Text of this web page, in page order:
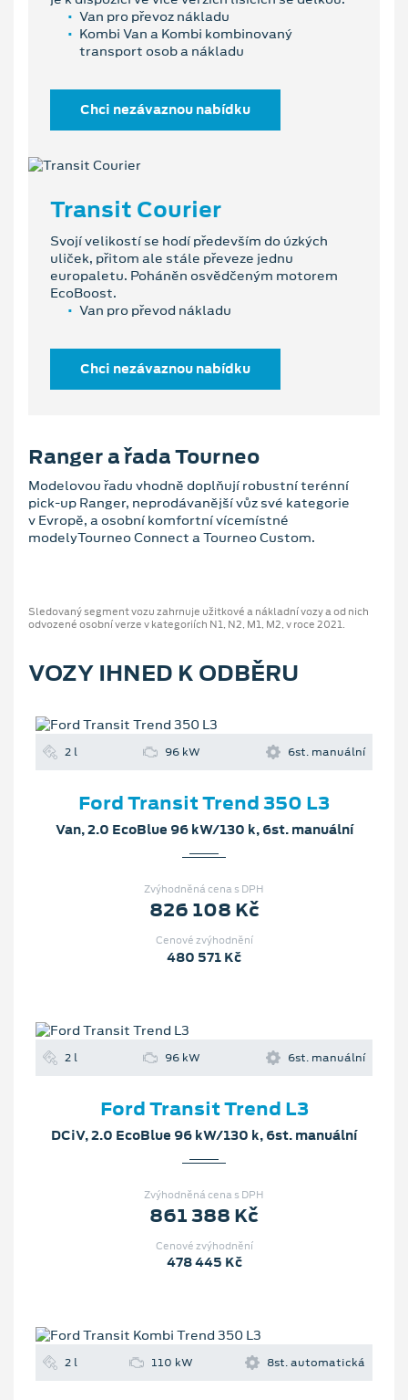
Van pro převoz nákladu
Kombi Van a Kombi kombinovaný
transport osob a nákladu
Chci nezávaznou nabídku
Transit Courier
Svojí velikostí se hodí především do úzkých
uliček, přitom ale stále převeze jednu
europaletu. Poháněn osvědčeným motorem
EcoBoost.
Van pro převod nákladu
Chci nezávaznou nabídku
Ranger a řada Tourneo
Modelovou řadu vhodně doplňují robustní terénní
pick-up Ranger, neprodávanější vůz své kategorie
v Evropě, a osobní komfortní vícemístné
modelyTourneo Connect a Tourneo Custom.
Sledovaný segment vozu zahrnuje užitkové a nákladní vozy a od nich
odvozené osobní verze v kategoriích N1, N2, M1, M2, v roce 2021.
VOZY IHNED K ODBĚRU
2 l 96 kW 6st. manuální
Ford Transit Trend 350 L3
Van, 2.0 EcoBlue 96 kW/130 k, 6st. manuální
Zvýhodněná cena s DPH
826 108 Kč
Cenové zvýhodnění
480 571 Kč
2 l 96 kW 6st. manuální
Ford Transit Trend L3
DCiV, 2.0 EcoBlue 96 kW/130 k, 6st. manuální
Zvýhodněná cena s DPH
861 388 Kč
Cenové zvýhodnění
478 445 Kč
2 l 110 kW 8st. automatická